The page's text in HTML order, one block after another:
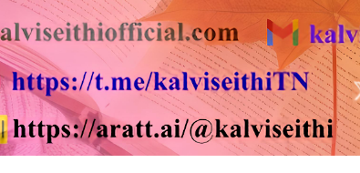
IFHRMS களஞ்சியம் வலைதளத்தில் ஜூலை மாத
Wisdom Global Challenge 2026 ஆங்கில வினாடி
Ezhuthum Term 1 Set 10 Lesson Plan August
Teachers: புதுக்கோட்டை CEO வெளியிட்ட அவசர